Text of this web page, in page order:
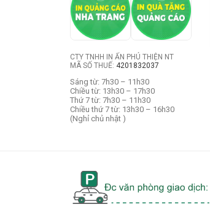
CTY TNHH IN ẤN PHÚ THIỆN NT
MÃ SỐ THUẾ: 4201832037
Sáng từ: 7h30 – 11h30
Chiều từ: 13h30 – 17h30
Thứ 7 từ: 7h30 – 11h30
Chiều thứ 7 từ: 13h30 – 16h30
(Nghỉ chủ nhật )